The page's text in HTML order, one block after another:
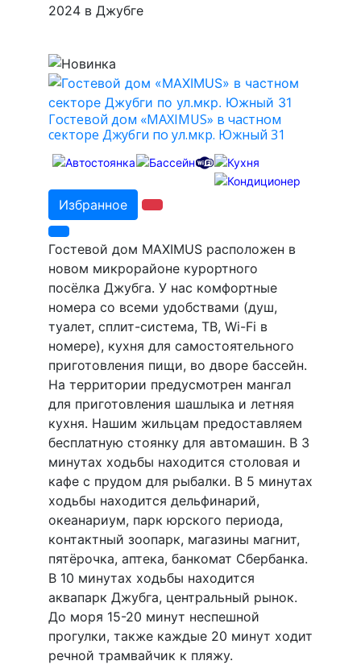
2024 в Джубге
Гостевой дом «MAXIMUS» в частном
секторе Джубги по ул.мкр. Южный 31
Избранное
Гостевой дом MAXIMUS расположен в
новом микрорайоне курортного
посёлка Джубга. У нас комфортные
номера со всеми удобствами (душ,
туалет, сплит-система, ТВ, Wi-Fi в
номере), кухня для самостоятельного
приготовления пищи, во дворе бассейн.
На территории предусмотрен мангал
для приготовления шашлыка и летняя
кухня. Нашим жильцам предоставляем
бесплатную стоянку для автомашин. В 3
минутах ходьбы находится столовая и
кафе с прудом для рыбалки. В 5 минутах
ходьбы находится дельфинарий,
океанариум, парк юрского периода,
контактный зоопарк, магазины магнит,
пятёрочка, аптека, банкомат Сбербанка.
В 10 минутах ходьбы находится
аквапарк Джубга, центральный рынок.
До моря 15-20 минут неспешной
прогулки, также каждые 20 минут ходит
речной трамвайчик к пляжу.